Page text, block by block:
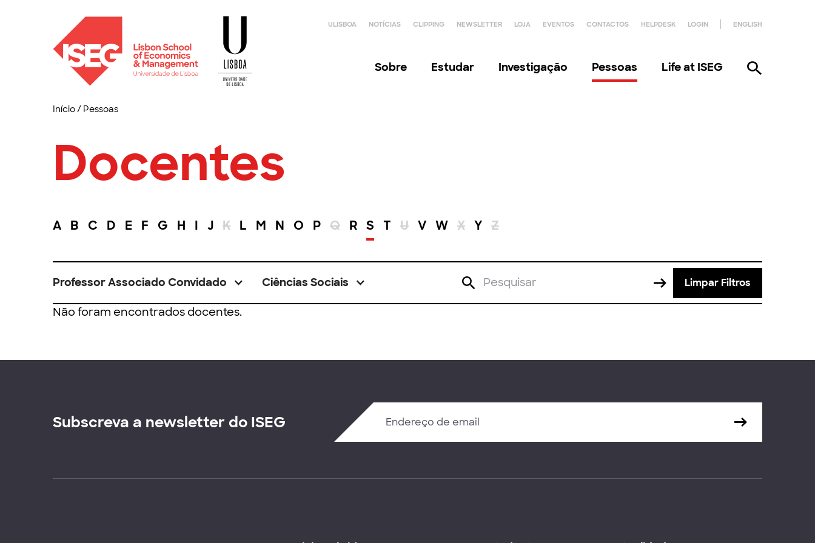
ULISBOA NOTÍCIAS CLIPPING NEWSLETTER LOJA EVENTOS CONTACTOS HELPDESK LOGIN ENGLISH
Sobre Estudar Investigação Pessoas Life at ISEG
Início/ Pessoas
Docentes
A B C D E F G H I J K L M N O P Q R S T U V W X Y Z
Professor Associado Convidado Ciências Sociais Limpar Filtros
Não foram encontrados docentes.
Subscreva a newsletter do ISEG